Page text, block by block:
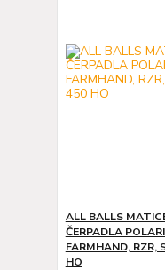
ALL BALLS
ČERPADLA
FARMHAND, RZR,
HO